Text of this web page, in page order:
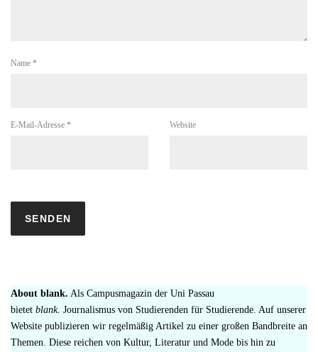
Name *
E-Mail-Adresse * Website
About blank. Als Campusmagazin der Uni Passau
bietet blank. Journalismus von Studierenden für Studierende. Auf unserer
Website publizieren wir regelmäßig Artikel zu einer großen Bandbreite an
Themen. Diese reichen von Kultur, Literatur und Mode bis hin zu